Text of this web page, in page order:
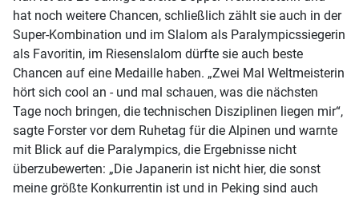
hat noch weitere Chancen, schließlich zählt sie auch in der
Super-Kombination und im Slalom als Paralympicssiegerin
als Favoritin, im Riesenslalom dürfte sie auch beste
Chancen auf eine Medaille haben. „Zwei Mal Weltmeisterin
hört sich cool an - und mal schauen, was die nächsten
Tage noch bringen, die technischen Disziplinen liegen mir“,
sagte Forster vor dem Ruhetag für die Alpinen und warnte
mit Blick auf die Paralympics, die Ergebnisse nicht
überzubewerten: „Die Japanerin ist nicht hier, die sonst
meine größte Konkurrentin ist und in Peking sind auch